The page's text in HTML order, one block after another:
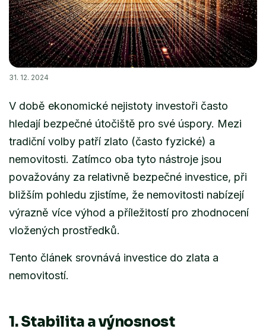
31. 12. 2024
V době ekonomické nejistoty investoři často
hledají bezpečné útočiště pro své úspory. Mezi
tradiční volby patří zlato (často fyzické) a
nemovitosti. Zatímco oba tyto nástroje jsou
považovány za relativně bezpečné investice, při
bližším pohledu zjistíme, že nemovitosti nabízejí
výrazně více výhod a příležitostí pro zhodnocení
vložených prostředků.
Tento článek srovnává investice do zlata a
nemovitostí.
1. Stabilita a výnosnost